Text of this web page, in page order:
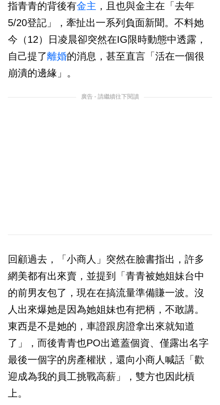
指青青的背後有金主 ，且也與金主在「去年
5/20登記」，牽扯出一系列負面新聞。不料她
今（12）日凌晨卻突然在IG限時動態中透露，
自己提了離婚的消息，甚至直言「活在一個很
崩潰的邊緣」。
廣告 - 請繼續往下閱讀
回顧過去，「小商人」突然在臉書指出，許多
網美都有出來賣，並提到「青青被她姐妹台中
的前男友包了，現在在搞流量準備賺一波。沒
人出來爆她是因為她姐妹也有把柄，不敢講。
東西是不是她的，車證跟房證拿出來就知道
了」，而後青青也PO出遮蓋個資、僅露出名字
最後一個字的房產權狀，還向小商人喊話「歡
迎成為我的員工挑戰高薪」，雙方也因此槓
上。